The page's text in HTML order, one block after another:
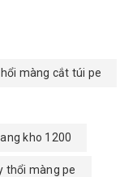
màng cắt túi pe
kho 1200
thổi màng pe